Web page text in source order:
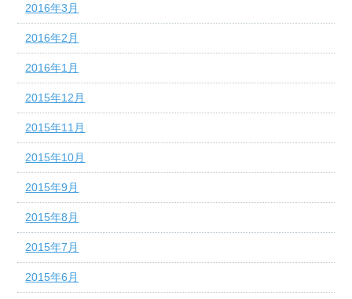
2016年3月
2016年2月
2016年1月
2015年12月
2015年11月
2015年10月
2015年9月
2015年8月
2015年7月
2015年6月